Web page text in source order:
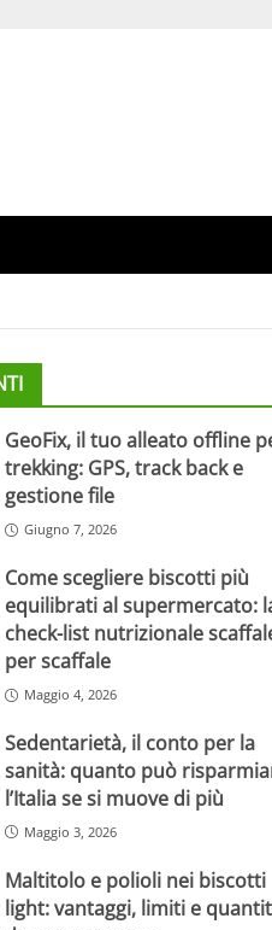
GeoFix, il tuo alleato offline
trekking: GPS, track back e
gestione file
Giugno 7, 2026
Come scegliere biscotti più
equilibrati al supermercato:
check-list nutrizionale
per scaffale
Maggio 4, 2026
Sedentarietà, il conto per la
sanità: quanto può
l’Italia se si muove di più
Maggio 3, 2026
Maltitolo e polioli nei biscotti
light: vantaggi, limiti e